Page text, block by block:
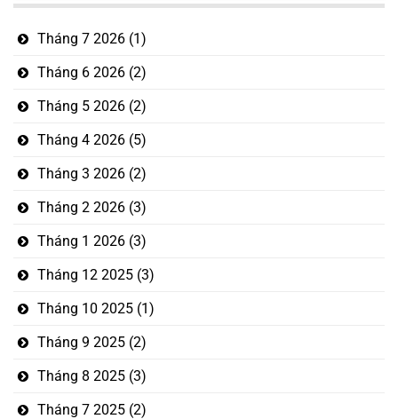
Tháng 7 2026 (1)
Tháng 6 2026 (2)
Tháng 5 2026 (2)
Tháng 4 2026 (5)
Tháng 3 2026 (2)
Tháng 2 2026 (3)
Tháng 1 2026 (3)
Tháng 12 2025 (3)
Tháng 10 2025 (1)
Tháng 9 2025 (2)
Tháng 8 2025 (3)
Tháng 7 2025 (2)